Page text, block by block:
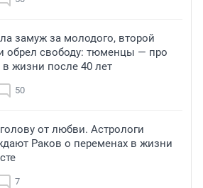
замуж за молодого, второй
обрел свободу: тюменцы — про
жизни после 40 лет
50
от любви. Астрологи
Раков о переменах в жизни
7